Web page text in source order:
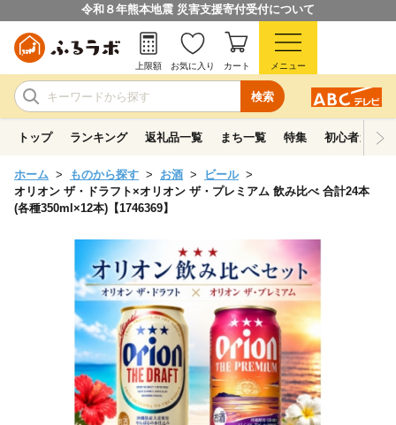
令和８年熊本地震 災害支援寄付受付について
検索
上限額 お気に入り カート メニュー
トップ ランキング 返礼品一覧 まち一覧 特集 初心者ガイド
ホーム ものから探す お酒
ビール
オリオン ザ・ドラフト×オリオン ザ・プレミアム 飲み比べ 合計24本
(各種350ml×12本)【1746369】